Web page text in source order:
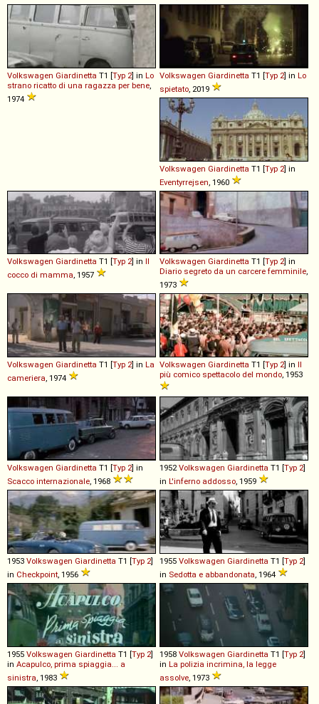
Volkswagen Giardinetta T1 [Typ 2] in Lo
strano ricatto di una ragazza per bene
1974
Volkswagen Giardinetta T1 [Typ 2] in Lo
spietato , 2019
Volkswagen Giardinetta T1 [Typ 2] in
Eventyrrejsen , 1960
Volkswagen Giardinetta T1 [Typ 2] in Il
cocco di mamma, 1957
Volkswagen Giardinetta T1 [Typ 2] in
Diario segreto da un carcere femminile,
1973
Volkswagen Giardinetta T1 [Typ 2] in La
cameriera, 1974
Volkswagen Giardinetta T1 [Typ 2] in Il
più comico spettacolo del mondo, 1953
Volkswagen Giardinetta T1 [Typ 2] in
Scacco internazionale, 1968
1952Volkswagen Giardinetta T1 [Typ 2]
in L'inferno addosso, 1959
1953 Volkswagen Giardinetta T1 [Typ 2]
in Checkpoint, 1956
1955 Volkswagen Giardinetta T1 [Typ 2]
in Sedotta e abbandonata, 1964
1955 Volkswagen Giardinetta T1 [Typ 2]
in Acapulco, prima spiaggia... a
sinistra, 1983
1958 Volkswagen Giardinetta T1 [Typ 2]
in La polizia incrimina, la legge
assolve, 1973